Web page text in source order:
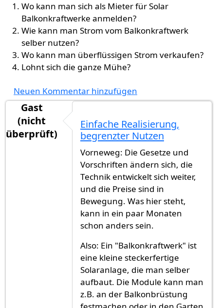
Wo kann man sich als Mieter für Solar
Balkonkraftwerke anmelden?
Wie kann man Strom vom Balkonkraftwerk
selber nutzen?
Wo kann man überflüssigen Strom verkaufen?
Lohnt sich die ganze Mühe?
Neuen Kommentar hinzufügen
Gast
(nicht
überprüft)
Einfache Realisierung,
begrenzter Nutzen
Vorneweg: Die Gesetze und
Vorschriften ändern sich, die
Technik entwickelt sich weiter,
und die Preise sind in
Bewegung. Was hier steht,
kann in ein paar Monaten
schon anders sein.
Also: Ein "Balkonkraftwerk" ist
eine kleine steckerfertige
Solaranlage, die man selber
aufbaut. Die Module kann man
z.B. an der Balkonbrüstung